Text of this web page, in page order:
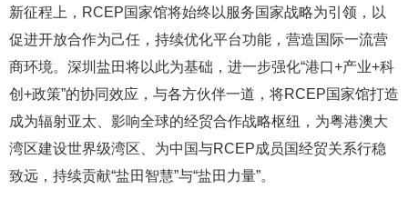
新征程上，RCEP国家馆将始终以服务国家战略为引领，以
促进开放合作为己任，持续优化平台功能，营造国际一流营
商环境。深圳盐田将以此为基础，进一步强化“港口+产业+科
创+政策”的协同效应，与各方伙伴一道，将RCEP国家馆打造
成为辐射亚太、影响全球的经贸合作战略枢纽，为粤港澳大
湾区建设世界级湾区、为中国与RCEP成员国经贸关系行稳
致远，持续贡献“盐田智慧”与“盐田力量”。